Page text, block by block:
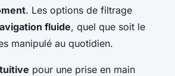
. Les options de filtrage
fluide, quel que soit le
manipulé au quotidien.
pour une prise en main